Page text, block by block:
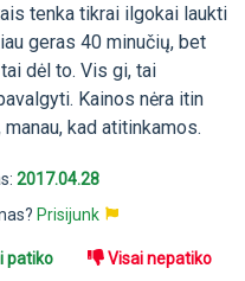
tenka tikrai ilgokai laukti
geras 40 minučių, bet
dėl to. Vis gi, tai
Kainos nėra itin
kad atitinkamos.
2017.04.28
Prisijunk
patiko Visai nepatiko